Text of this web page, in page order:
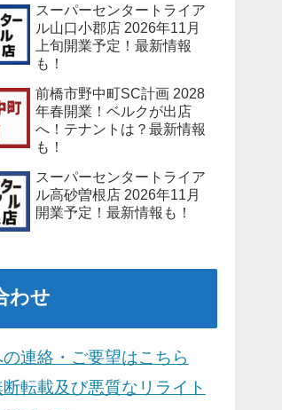
スーパーセンタートライア
ル山口小郡店 2026年11月
上旬開業予定！最新情報
も！
前橋市野中町SC計画 2028
年春開業！ベルクが出店
へ！テナントは？最新情報
も！
スーパーセンタートライア
ル高砂曽根店 2026年11月
開業予定！最新情報も！
わせ
連絡・ご要望はこちら
転載及び悪質なリライト